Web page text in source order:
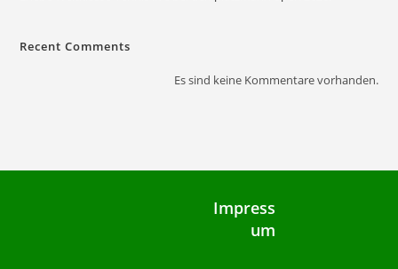
Recent Comments
Es sind keine Kommentare vorhanden.
Impress
um